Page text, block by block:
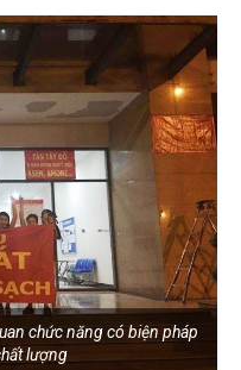
chức năng có biện pháp
lượng